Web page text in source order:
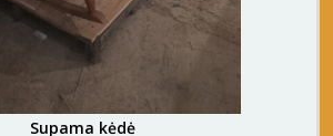
Supama kėdė